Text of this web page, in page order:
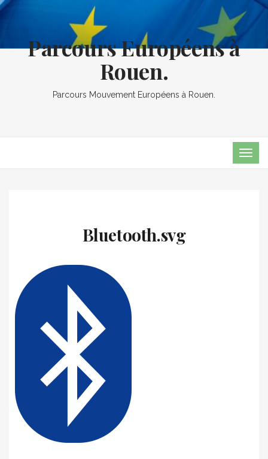
Parcours Européens à
Rouen.
Parcours Mouvement Européens à Rouen.
Bluetooth.svg